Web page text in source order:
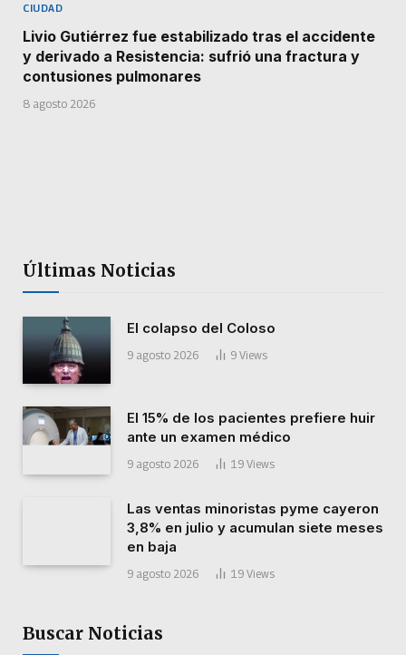
CIUDAD
Livio Gutiérrez fue estabilizado tras el accidente
y derivado a Resistencia: sufrió una fractura y
contusiones pulmonares
8 agosto 2026
Últimas Noticias
El colapso del Coloso
9 agosto 2026 9 Views
El 15% de los pacientes prefiere huir
ante un examen médico
9 agosto 2026 19 Views
Las ventas minoristas pyme cayeron
3,8% en julio y acumulan siete meses
en baja
9 agosto 2026 19 Views
Buscar Noticias